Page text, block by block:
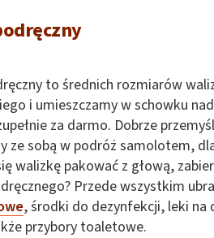
to średnich rozmiarów
i umieszczamy w schowku
za darmo. Dobrze
ze sobą w podróż samolotem,
walizkę pakować z głową,
Przede wszystkim
, środki do dezynfekcji, leki na
przybory toaletowe.